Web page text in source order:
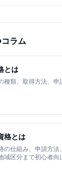
ラム
とは
種類、取得方法、
格とは
の仕組み、申請方
域区分まで初心者向